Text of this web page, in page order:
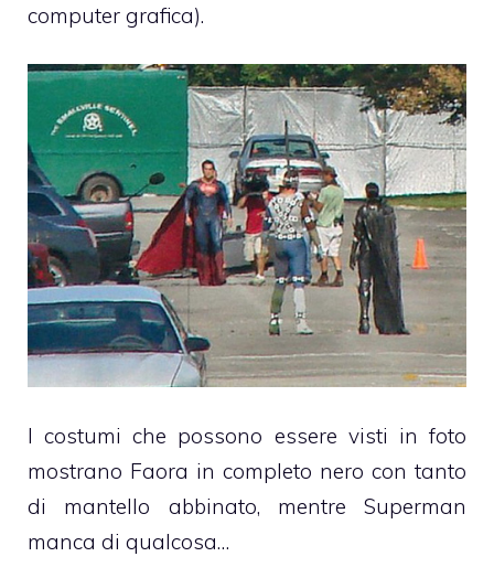
computer grafica).
I costumi che possono essere visti in foto
mostrano Faora in completo nero con tanto
di mantello abbinato, mentre Superman
manca di qualcosa…